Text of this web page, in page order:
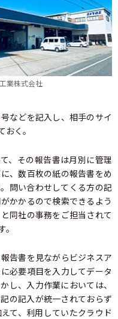
業株式会社
などを記入し、相手のサイ
く。
、その報告書は月別に管理
、数百枚の紙の報告書をめ
問い合わせしてくる方の記
かかるので検索できるよう
同社の事務をご担当されて
告書を見ながらビジネスア
必要項目を入力してデータ
し、入力作業においては、
の記入が統一されておらず
て、利用していたクラウド